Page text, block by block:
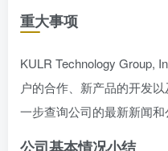
重大事项
KULR Technology Group,
户的合作、新产品的开发
一步查询公司的最新新闻和